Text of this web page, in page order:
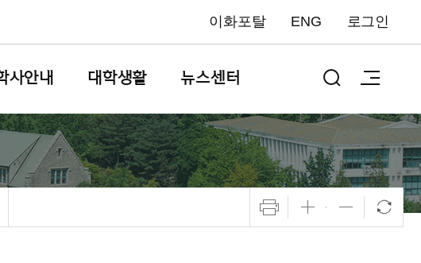
이화포탈 ENG 로그인
사안내 대학생활 뉴스센터